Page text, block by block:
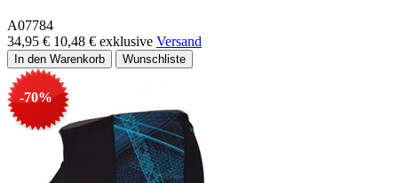
A07784
34,95 € 10,48 € exklusive Versand
-70%